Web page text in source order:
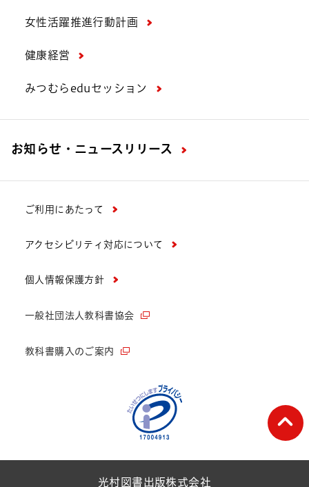
女性活躍推進行動計画
健康経営
みつむらeduセッション
お知らせ・ニュースリリース
ご利用にあたって
アクセシビリティ対応について
個人情報保護方針
一般社団法人教科書協会
教科書購入のご案内
光村図書出版株式会社
ペ